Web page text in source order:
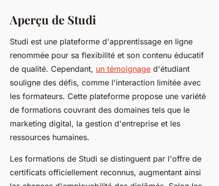
Aperçu de Studi
Studi est une plateforme d'apprentissage en ligne
renommée pour sa flexibilité et son contenu éducatif
de qualité. Cependant, un témoignage d'étudiant
souligne des défis, comme l'interaction limitée avec
les formateurs. Cette plateforme propose une variété
de formations couvrant des domaines tels que le
marketing digital, la gestion d'entreprise et les
ressources humaines.
Les formations de Studi se distinguent par l'offre de
certificats officiellement reconnus, augmentant ainsi